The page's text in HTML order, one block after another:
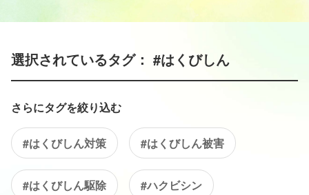
選択されているタグ： #はくびしん
さらにタグを絞り込む
#はくびしん対策 #はくびしん被害
#はくびしん駆除 #ハクビシン